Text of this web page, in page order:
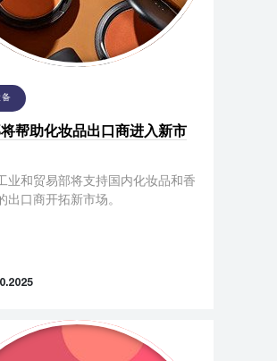
帮助化妆品出口商进入新市
业和贸易部将支持国内化妆品和香
出口商开拓新市场。